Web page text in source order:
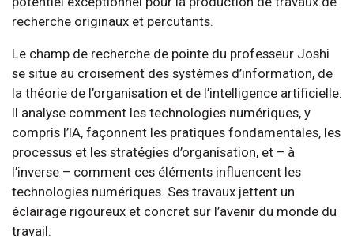
recherche originaux et percutants.
Le champ de recherche de pointe du professeur Joshi
se situe au croisement des systèmes d’information, de
la théorie de l’organisation et de l’intelligence artificielle.
Il analyse comment les technologies numériques, y
compris l’IA, façonnent les pratiques fondamentales, les
processus et les stratégies d’organisation, et – à
l’inverse – comment ces éléments influencent les
technologies numériques. Ses travaux jettent un
éclairage rigoureux et concret sur l’avenir du monde du
travail.